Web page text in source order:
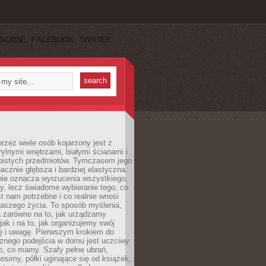
FACEBOOK TWITTER
wiele osób kojarzony jest z
wnętrzami, białymi ścianami i
przedmiotów. Tymczasem jego
głębsza i bardziej elastyczna.
oznacza wyrzucenia wszystkiego,
lecz świadome wybieranie tego, co
nam potrzebne i co realnie wnosi
życia. To sposób myślenia,
zarówno na to, jak urządzamy
i na to, jak organizujemy swój
i uwagę. Pierwszym krokiem do
podejścia w domu jest uczciwy
co mamy. Szafy pełne ubrań,
półki uginające się od książek,